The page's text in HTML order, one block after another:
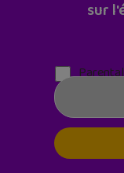
sur